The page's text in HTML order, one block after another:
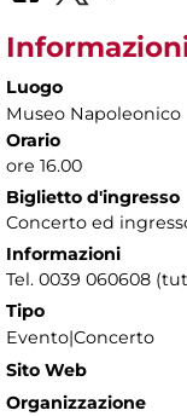
Luogo
Museo Napoleonico
Orario
ore 16.00
Biglietto d'ingresso
Concerto ed
Informazioni
Tel. 0039 060608
Tipo
Evento|Concerto
Sito Web
Organizzazione